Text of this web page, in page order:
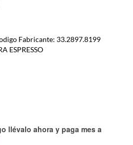
Fabricante: 33.2897.8199
ESPRESSO
llévalo ahora y paga mes a